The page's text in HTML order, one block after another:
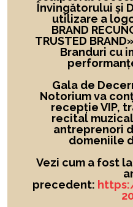
Învingătorului și
utilizare a
BRAND
TRUSTED BRAND»
Branduri cu
Gala de
Notorium va
recepție VIP,
recital
antreprenori
domeniile
Vezi cum a fost
precedent: